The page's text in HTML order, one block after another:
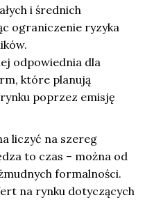
i średnich
ograniczenie ryzyka
odpowiednia dla
które planują
poprzez emisję
liczyć na szereg
to czas – można od
formalności.
na rynku dotyczących